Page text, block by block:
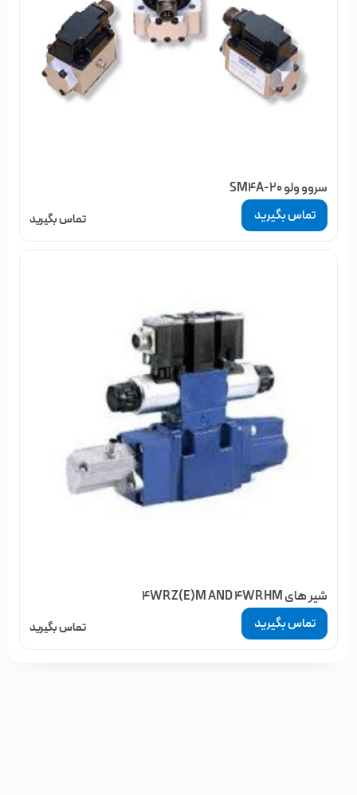
سروو ولو SM4A-20
تماس بگیرید تماس بگیرید
شیر های 4WRZ(E)M AND 4WRHM
تماس بگیرید تماس بگیرید